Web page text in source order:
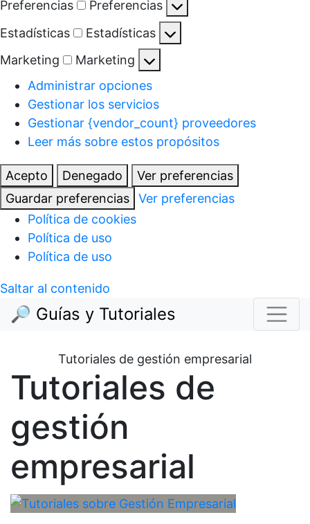
Preferencias
Preferencias
Estadísticas
Estadísticas
Marketing
Marketing
Administrar opciones
Gestionar los servicios
Gestionar {vendor_count} proveedores
Leer más sobre estos propósitos
Acepto Denegado
Ver preferencias
Guardar preferencias
Ver preferencias
Política de cookies
Política de uso
Política de uso
Saltar al contenido
🔎 Guías y Tutoriales
Tutoriales de gestión empresarial
Tutoriales de
gestión
empresarial